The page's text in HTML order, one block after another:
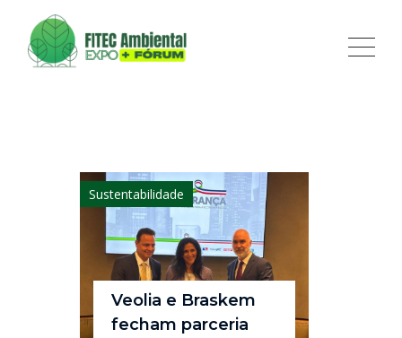
Sustentabilidade
Veolia e Braskem
fecham parceria